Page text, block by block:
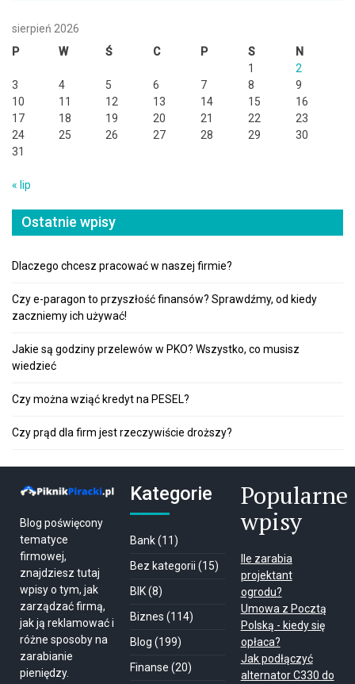
sierpień 2026
P
W Ś C P S
N
1
2
3
4 5 6 7 8
9
10
11 12 13 14 15
16
17
18 19 20 21 22
23
24
25 26 27 28 29
30
31
« lip
Ostatnie wpisy
Dlaczego chcesz pracować w naszej firmie?
Czy e-paragon to przyszłość finansów? Sprawdźmy, od kiedy
zaczniemy ich używać!
Jakie są godziny przelewów w PKO? Wszystko, co musisz
wiedzieć
Czy można wziąć kredyt na PESEL?
Czy prąd dla firm jest rzeczywiście droższy?
Blog poświęcony
tematyce
firmowej,
znajdziesz tutaj
wpisy o tym, jak
zarządzać firmą,
jak ją reklamować i
różne sposoby na
zarabianie
pieniędzy.
Kategorie
Bank(11)
Bez kategorii (15)
BIK(8)
Biznes (114)
Blog (199)
Finanse (20)
Popularne
wpisy
Ile zarabia
projektant
ogrodu?
Umowa z Pocztą
Polską - kiedy się
opłaca?
Jak podłączyć
alternator C330 do